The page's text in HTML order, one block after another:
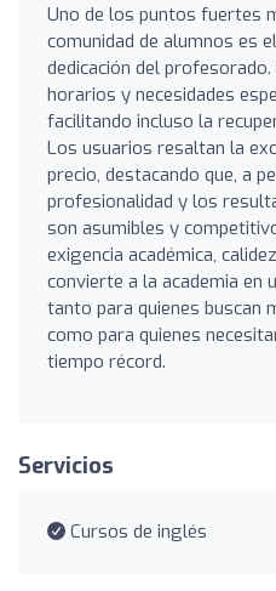
Uno de los puntos fuertes
comunidad de alumnos es
dedicación del
horarios y necesidades
facilitando incluso la
Los usuarios resaltan la
precio, destacando que, a
profesionalidad y los
son asumibles y
exigencia académica,
convierte a la academia en
tanto para quienes buscan
como para quienes
tiempo récord.
Servicios
Cursos de inglés